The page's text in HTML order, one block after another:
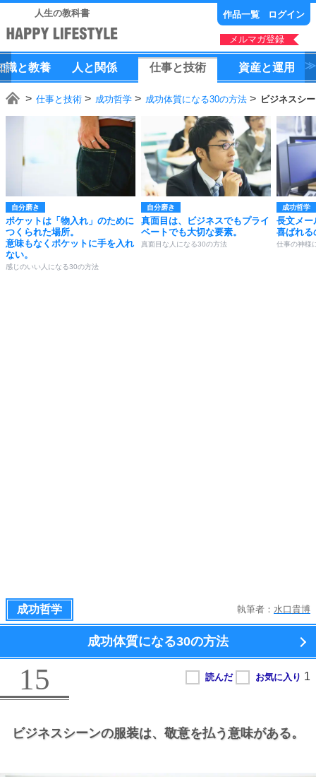
人生の教科書 作品一覧 ログイン
メルマガ登録
識と教養 人 と 関係 仕事と技術 資産と運用
仕事と技術 成功哲学 成功体質になる30の方法 ビジネスシ
自分磨き
ポケットは「物入れ」のために
つくられた場所。
意味もなくポケットに手を入れ
ない。
感じのいい人になる30の方法
自分磨き
真面目は、ビジネスでもプライ
ベートでも大切な要素。
真面目な人になる30の方法
成功哲学
長文メー
喜ばれる
仕事の神様
成功哲学 執筆者： 水口貴博
成功体質になる30の方法
15
ビジネスシーンの服装は、 敬意を払う意味がある。